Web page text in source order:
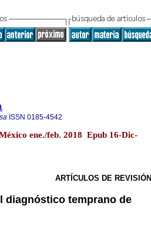
ISSN 0185-4542
ene./feb. 2018 Epub 16-Dic-
ARTÍCULOS DE REVISIÓN
diagnóstico temprano de